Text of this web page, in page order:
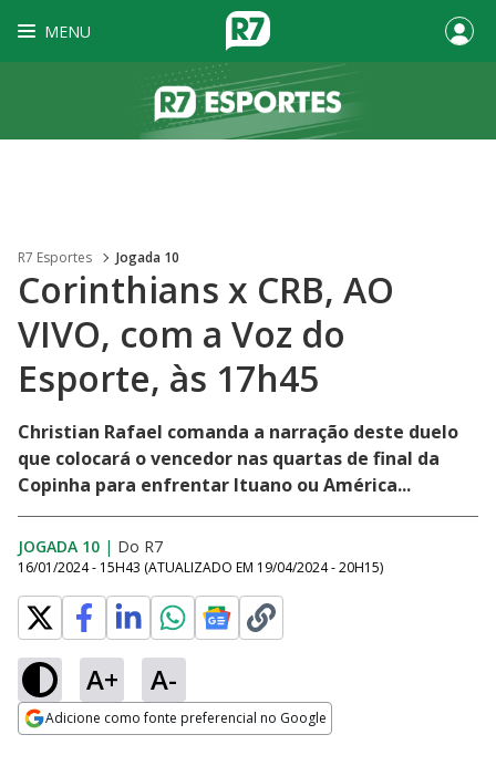
MENU
R7 Esportes Jogada 10
Corinthians x CRB, AO
VIVO, com a Voz do
Esporte, às 17h45
Christian Rafael comanda a narração deste duelo
que colocará o vencedor nas quartas de final da
Copinha para enfrentar Ituano ou América...
JOGADA 10 | Do R7
16/01/2024 - 15H43 (ATUALIZADO EM 19/04/2024 - 20H15)
A+ A-
Adicione como fonte preferencial no Google